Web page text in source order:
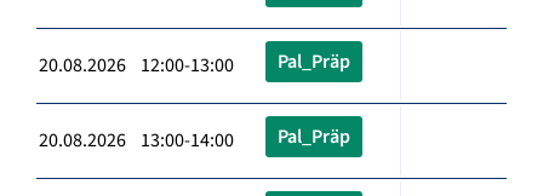
20.08.2026 12:00-13:00 Pal_Präp
20.08.2026 13:00-14:00 Pal_Präp